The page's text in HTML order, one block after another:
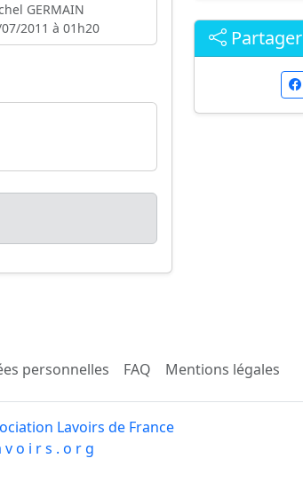
GERMAIN
2011 à 01h20
Partager
personnelles FAQ Mentions légales
Lavoirs de France
v o i r s . o r g